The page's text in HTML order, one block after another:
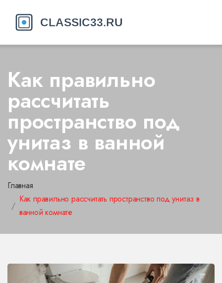
Как правильно
рассчитать
пространство под
унитаз в ванной
комнате
Главная
Как правильно рассчитать пространство под унитаз в
ванной комнате